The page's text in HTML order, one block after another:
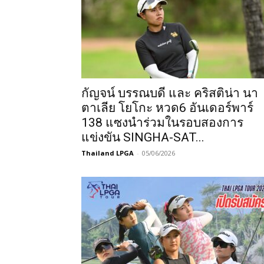
สตรี
กัญจน์ บรรณบดี และ คริสติน่า นา
ตาเลีย โยโกะ หวด6 อันเดอร์พาร์
138 แซงนำร่วมในรอบสองการ
แข่งขัน SINGHA-SAT...
Thailand LPGA - 05/06/2026